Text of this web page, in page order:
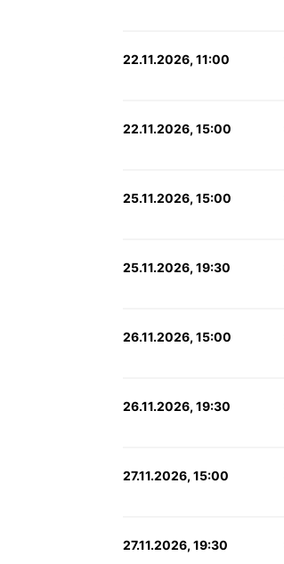
22.11.2026, 11:00
22.11.2026, 15:00
25.11.2026, 15:00
25.11.2026, 19:30
26.11.2026, 15:00
26.11.2026, 19:30
27.11.2026, 15:00
27.11.2026, 19:30